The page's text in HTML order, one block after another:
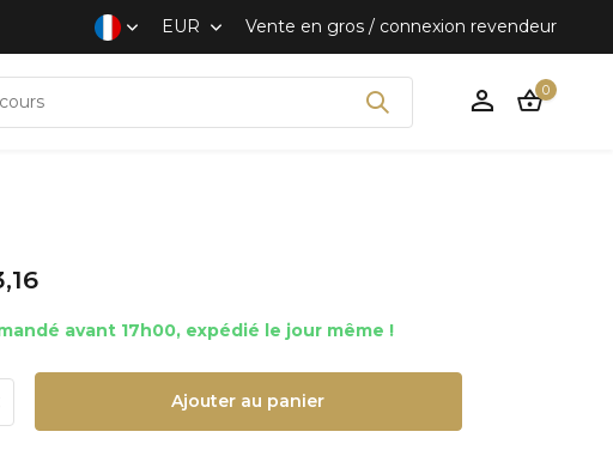
Envoi rapide et discret
EUR Vente en gros / connexion revendeur
0
avant 17h00, expédié le jour même !
Ajouter au panier